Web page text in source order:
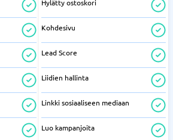
Hylätty ostoskori
Kohdesivu
Lead Score
Liidien hallinta
Linkki sosiaaliseen mediaan
Luo kampanjoita